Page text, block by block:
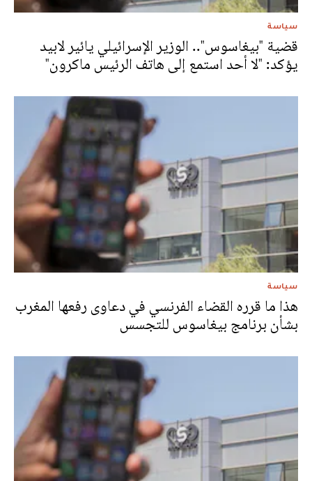
سياسة
قضية "بيغاسوس".. الوزير الإسرائيلي يائير لابيد
يؤكد: "لا أحد استمع إلى هاتف الرئيس ماكرون"
سياسة
هذا ما قرره القضاء الفرنسي في دعاوى رفعها المغرب
بشأن برنامج بيغاسوس للتجسس